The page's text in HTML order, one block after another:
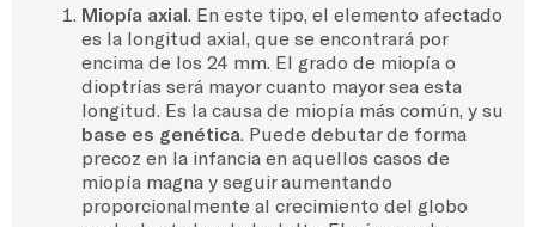
Miopía axial . En este tipo, el elemento afectado
es la longitud axial, que se encontrará por
encima de los 24 mm. El grado de miopía o
dioptrías será mayor cuanto mayor sea esta
longitud. Es la causa de miopía más común, y su
base es genética . Puede debutar de forma
precoz en la infancia en aquellos casos de
miopía magna y seguir aumentando
proporcionalmente al crecimiento del globo